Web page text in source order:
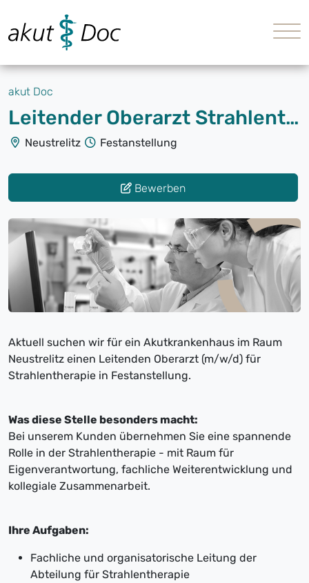
akut Doc
Leitender Oberarzt Strahlentherapie (m/w/d)
Neustrelitz Festanstellung
Bewerben
Aktuell suchen wir für ein Akutkrankenhaus im Raum
Neustrelitz einen Leitenden Oberarzt (m/w/d) für
Strahlentherapie in Festanstellung.
Was diese Stelle besonders macht:
Bei unserem Kunden übernehmen Sie eine spannende
Rolle in der Strahlentherapie - mit Raum für
Eigenverantwortung, fachliche Weiterentwicklung und
kollegiale Zusammenarbeit.
Ihre Aufgaben:
Fachliche und organisatorische Leitung der
Abteilung für Strahlentherapie